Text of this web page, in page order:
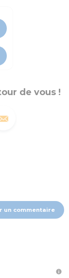
de vous !
un commentaire